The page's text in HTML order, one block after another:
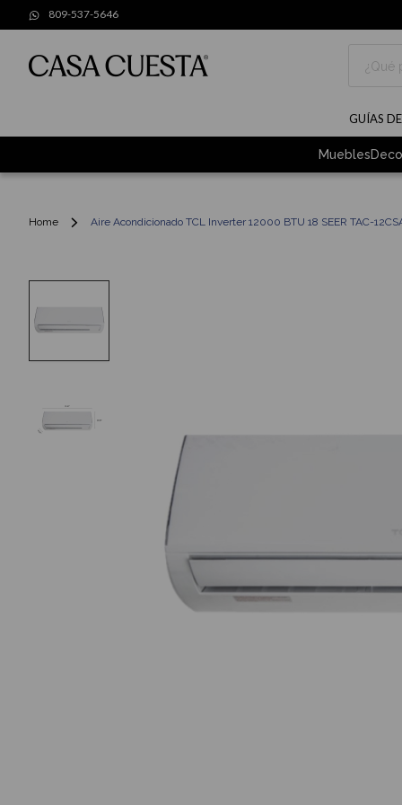
809-537-5646
GUÍAS
Muebles
Home Aire Acondicionado TCL Inverter 12000 BTU 18 SEER TAC-
to
end
of
images